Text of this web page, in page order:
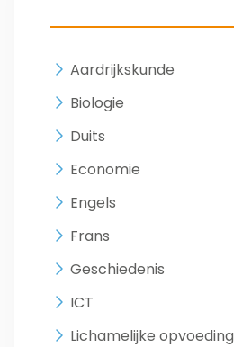
Aardrijkskunde
Biologie
Duits
Economie
Engels
Frans
Geschiedenis
ICT
Lichamelijke opvoeding